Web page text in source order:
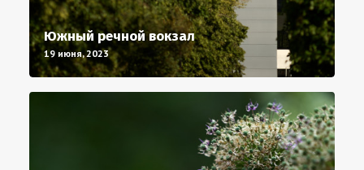
Южный речной вокзал
19 июня, 2023